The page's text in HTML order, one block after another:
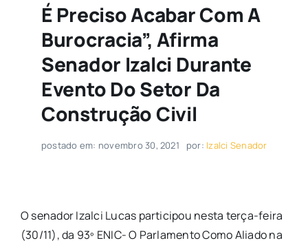
É Preciso Acabar Com A
Burocracia”, Afirma
Senador Izalci Durante
Evento Do Setor Da
Construção Civil
postado em: novembro 30, 2021 por: Izalci Senador
O senador Izalci Lucas participou nesta terça-feira
(30/11), da 93º ENIC- O Parlamento Como Aliado na